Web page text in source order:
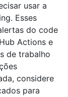
usar a
Esses
do code
Actions e
de trabalho
considere
para